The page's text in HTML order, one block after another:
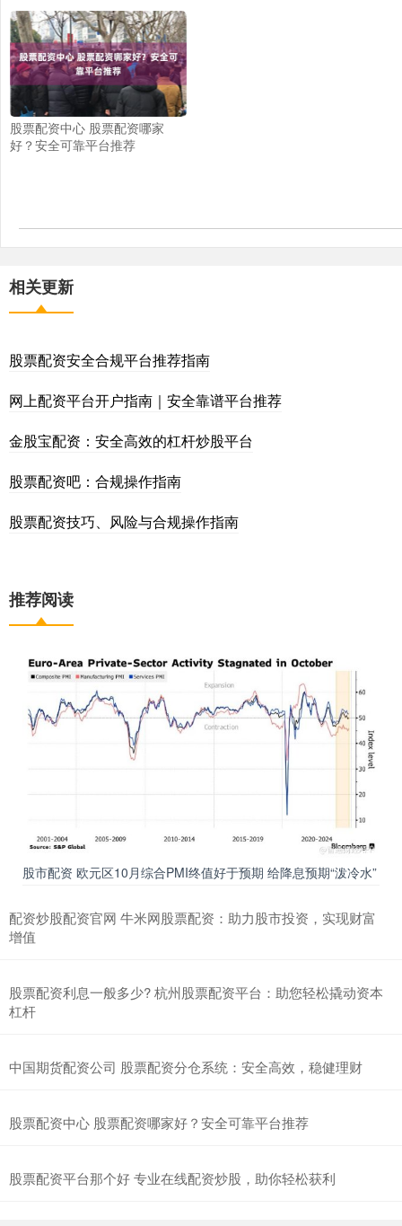
股票配资中心 股票配资哪家
好？安全可靠平台推荐
相关更新
股票配资安全合规平台推荐指南
网上配资平台开户指南｜安全靠谱平台推荐
金股宝配资：安全高效的杠杆炒股平台
股票配资吧：合规操作指南
股票配资技巧、风险与合规操作指南
推荐阅读
股市配资 欧元区10月综合PMI终值好于预期 给降息预期“泼冷水”
配资炒股配资官网 牛米网股票配资：助力股市投资，实现财富
增值
股票配资利息一般多少? 杭州股票配资平台：助您轻松撬动资本
杠杆
中国期货配资公司 股票配资分仓系统：安全高效，稳健理财
股票配资中心 股票配资哪家好？安全可靠平台推荐
股票配资平台那个好 专业在线配资炒股，助你轻松获利